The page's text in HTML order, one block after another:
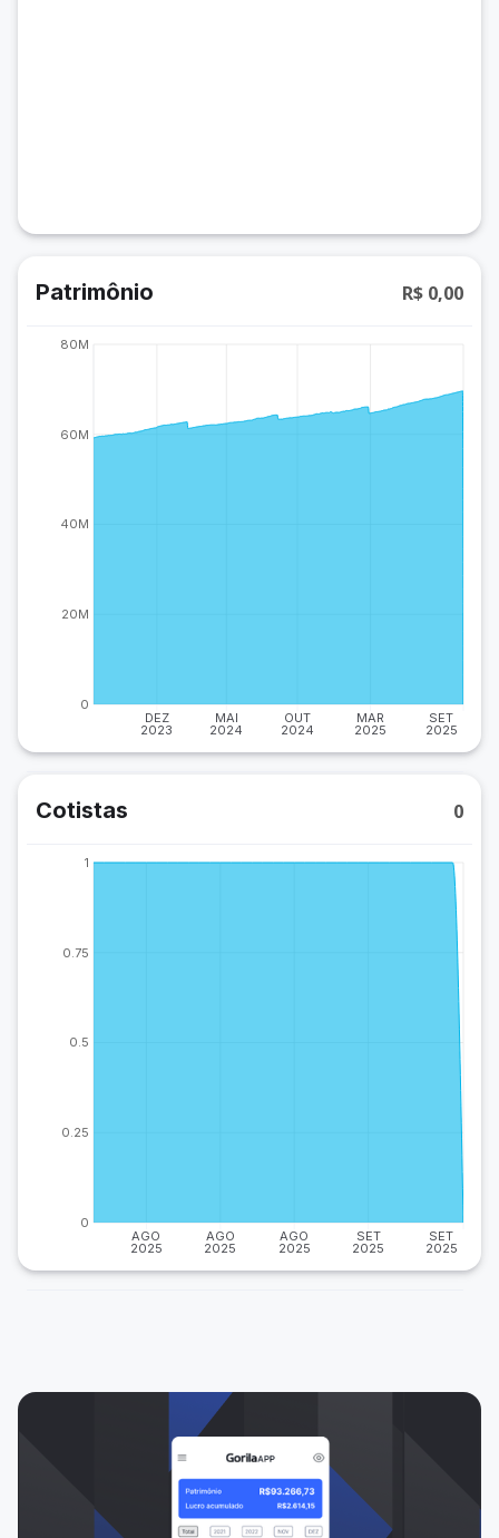
Patrimônio R$ 0,00
DEZ
2023
MAI
2024
OUT
2024
MAR
2025
SET
2025
0
20M
40M
60M
80M
Cotistas 0
AGO
2025
AGO
2025
AGO
2025
SET
2025
SET
2025
0
0.25
0.5
0.75
1